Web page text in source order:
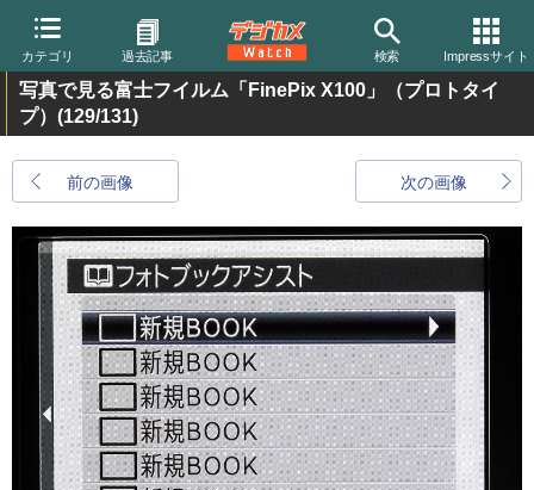
カテゴリ 過去記事 検索 Impressサイト
写真で見る富士フイルム「FinePix X100」（プロトタイ
プ） (129/131)
前の画像 次の画像